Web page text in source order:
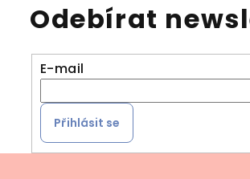
Odebírat
E-mail
Přihlásit se